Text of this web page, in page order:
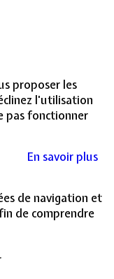
proposer les
l'utilisation
pas fonctionner
En savoir plus
de navigation et
de comprendre